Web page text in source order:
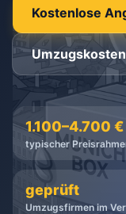
Kostenlose
+49 1579
Kostenlose
1.100–4.700 €
typischer
geprüft
Umzugsfirmen im